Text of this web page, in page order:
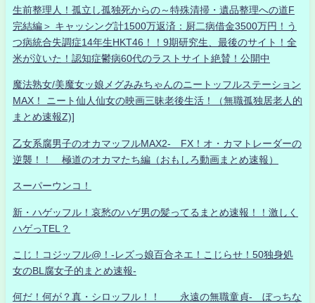
生前整理人！孤立し孤独死からの～特殊清掃・遺品整理への道F
完結編＞ キャッシング計1500万返済：厨二病借金3500万円！う
つ病統合失調症14年生HKT46！！9期研究生、最後のサイト！全
米が泣いた！認知症鬱病60代のラストサイト絶賛！公開中
魔法熟女/美魔女ッ娘メグみみちゃんのニートッフルステーション
MAX！ ニート仙人仙女の映画三昧老後生活！（無職孤独居老人的
まとめ速報Z)]
乙女系腐男子のオカマッフルMAX2- FX！オ・カマトレーダーの
逆襲！！ 極道のオカマたち編（おもしろ動画まとめ速報）
スーパーウンコ！
新・ハゲッフル！哀愁のハゲ男の髪ってるまとめ速報！！激しく
ハゲっTEL？
こじ！コジッフル@！-レズっ娘百合ネエ！こじらせ！50独身処
女のBL腐女子的まとめ速報-
何だ！何が？真・シロッフル！！ 永遠の無職童貞- ぼっちな